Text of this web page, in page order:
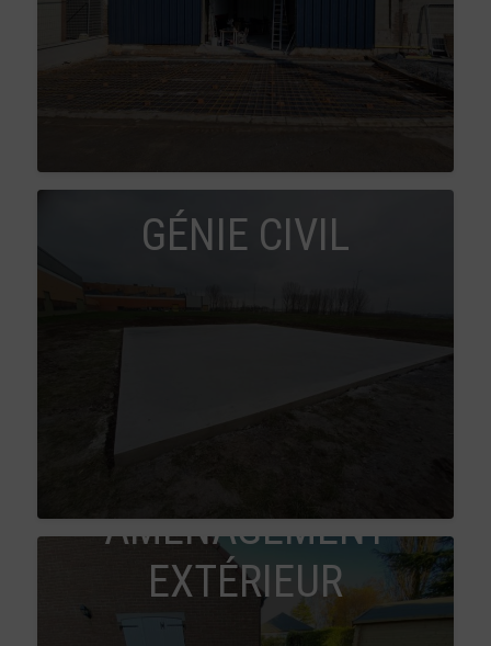
GÉNIE CIVIL
AMÉNAGEMENT
EXTÉRIEUR